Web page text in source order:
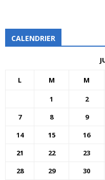
CALENDRIER
L M M
1 2
7
8 9
14
15 16
21
22 23
28
29 30